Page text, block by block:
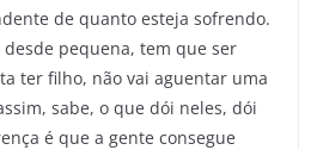
de quanto esteja sofrendo.
desde pequena, tem que ser
ter filho, não vai aguentar uma
sabe, o que dói neles, dói
é que a gente consegue